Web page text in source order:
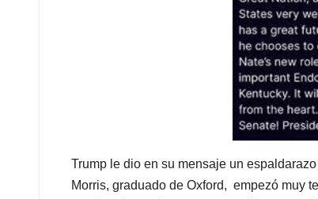
Trump le dio en su mensaje un
Morris, graduado de Oxford, empezó muy